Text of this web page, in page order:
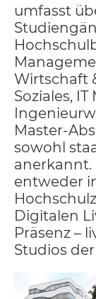
umfasst
Wirtschaft
Soziales,
Master-
sowohl
anerkannt.
entweder
Digitalen
Präsenz –
Studios